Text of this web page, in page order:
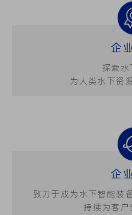
企
探索水
为人类水下资
企
致力于成为水下智能装
持续为客